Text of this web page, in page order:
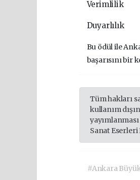
Verimlilik
Duyarlılık
Bu ödül ile
başarısını bir
Tüm hakları
kullanım
Sanat Eserleri
#Ankara